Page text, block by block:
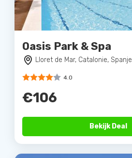
Oasis Park & Spa
Lloret de Mar, Catalonie, Spanje
4.0
€106
Bekijk Deal